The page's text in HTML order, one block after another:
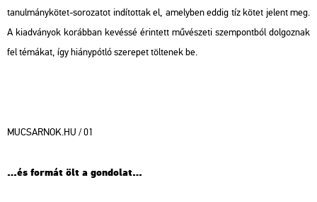
tanulmánykötet-sorozatot indítottak el, amelyben eddig tíz kötet jelent meg.
A kiadványok korábban kevéssé érintett művészeti szempontból dolgoznak
fel témákat, így hiánypótló szerepet töltenek be.
MUCSARNOK.HU / 01
…és formát ölt a gondolat…